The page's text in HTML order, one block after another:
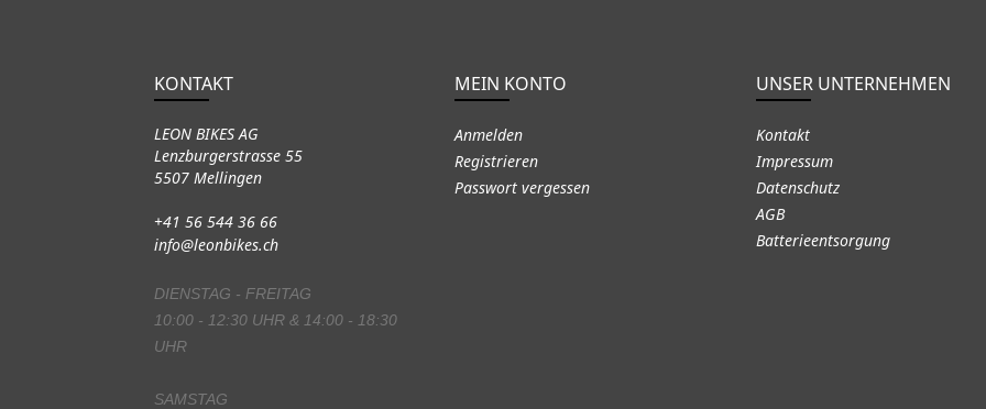
KONTAKT
LEON BIKES AG
Lenzburgerstrasse 55
5507 Mellingen
+41 56 544 36 66
info@leonbikes.ch
DIENSTAG - FREITAG
10:00 - 12:30 UHR & 14:00 - 18:30
UHR
SAMSTAG
MEIN KONTO
Anmelden
Registrieren
Passwort vergessen
UNSER UNTERNEHMEN
Kontakt
Impressum
Datenschutz
AGB
Batterieentsorgung